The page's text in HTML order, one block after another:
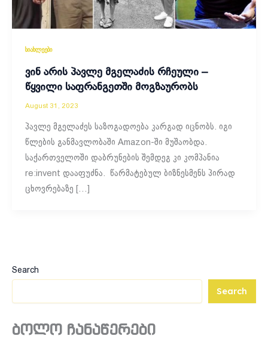
სიახლეები
ვინ არის პავლე მგელაძის რჩეული –
წყვილი საფრანგეთში მოგზაურობს
August 31, 2023
პავლე მგელაძეს საზოგადოება კარგად იცნობს. იგი
წლების განმავლობაში Amazon-ში მუშაობდა.
საქართველოში დაბრუნების შემდეგ კი კომპანია
re:invent დააფუძნა. წარმატებულ ბიზნესმენს პირად
ცხოვრებაზე […]
Search
Search
ბოლო ჩანაწერები